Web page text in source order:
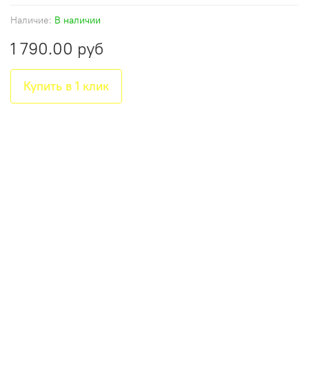
Наличие: В наличии
1 790.00 руб
Купить в 1 клик